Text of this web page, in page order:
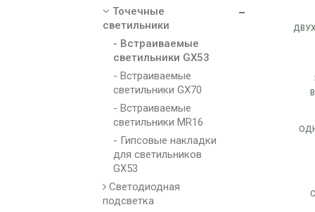
Точечные
светильники
- Встраиваемые
светильники GX53
- Встраиваемые
светильники GX70
- Встраиваемые
светильники MR16
- Гипсовые накладки
для светильников
GX53
Светодиодная
подсветка